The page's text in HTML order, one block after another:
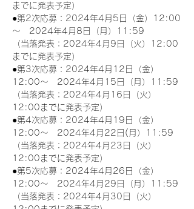
までに発表予定）
●第2次応募：2024年4月5日（金）12:00
～　2024年4月8日（月）11:59
（当落発表：2024年4月9日（火）12:00
までに発表予定）
●第3次応募：2024年4月12日（金）
12:00～　2024年4月15日（月）11:59
（当落発表：2024年4月16日（火）
12:00までに発表予定）
●第4次応募：2024年4月19日（金）
12:00～　2024年4月22日(月）11:59
（当落発表：2024年4月23日（火）
12:00までに発表予定）
●第5次応募：2024年4月26日（金）
12:00～　2024年4月29日（月）11:59
（当落発表：2024年4月30日（火）